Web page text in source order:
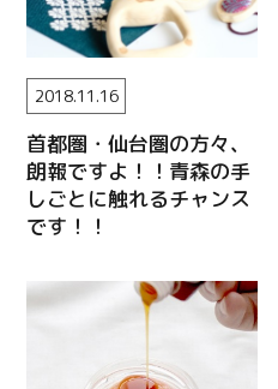
首都圏・仙台圏の方々、
朗報ですよ！！青森の手
しごとに触れるチャンス
です！！
2018.11.16